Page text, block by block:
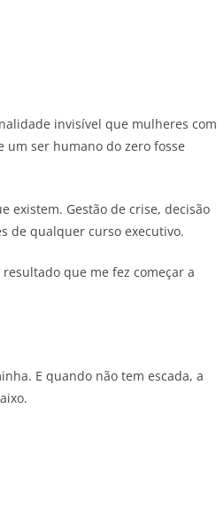
invisível que mulheres com
um ser humano do zero fosse
existem. Gestão de crise, decisão
de qualquer curso executivo.
que me fez começar a
E quando não tem escada, a